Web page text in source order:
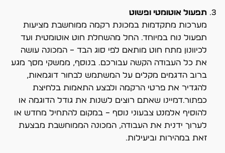
תפעול אוטומטי ופשוט
מערכות מתקדמות במכונת רקמה ממוחשבת מציעות
תפעול נוח במיוחד. החל מהשחלת חוט אוטומטית ועד
לכיוונון מתח חוט מותאם לפי סוג הבד – המכונה עושה
את כל העבודה הקשה עבורכם. בנוסף, ממשקי מסך מגע
ברוב הדגמים מקלים על המשתמש לבחור דוגמאות,
להגדיר את פרטי הרקמה ולבצע התאמות בלחיצת
כפתור.דמיינו שאתם רוצים לשנות את גודל הדוגמה או
להוסיף אלמנט צבעוני נוסף – במקום להתחיל מחדש או
לערוך ידנית את העבודה, המכונה הממוחשבת מבצעת
זאת במהירות וביעילות.